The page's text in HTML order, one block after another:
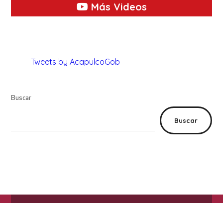
Más Videos
Tweets by AcapulcoGob
Buscar
Buscar